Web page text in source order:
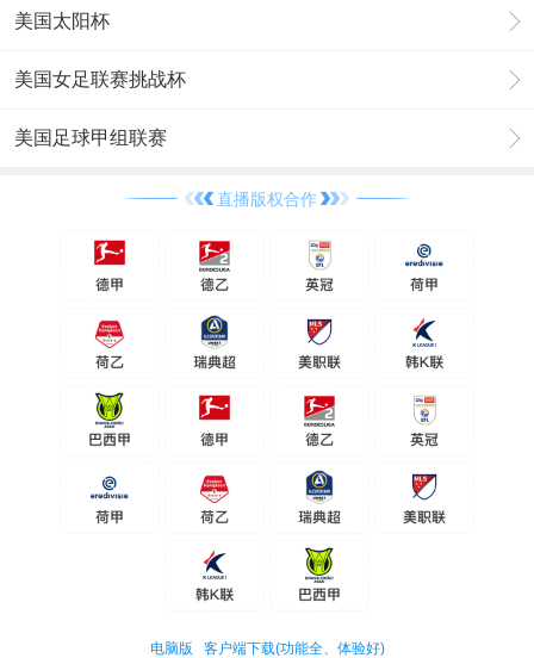
美国太阳杯
美国女足联赛挑战杯
美国足球甲组联赛
直播版权合作
电脑版 客户端下载(功能全、体验好)